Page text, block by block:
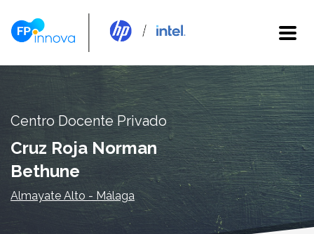
Centro Docente Privado
Cruz Roja Norman
Bethune
Almayate Alto - Málaga